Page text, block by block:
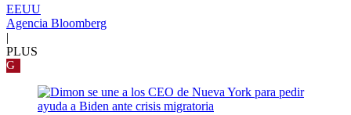
EEUU
Agencia Bloomberg
|
PLUS
G